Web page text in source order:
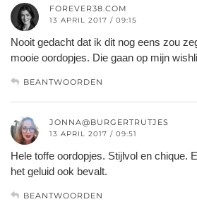
FOREVER38.COM
13 APRIL 2017 / 09:15
Nooit gedacht dat ik dit nog eens zou
mooie oordopjes. Die gaan op mijn
BEANTWOORDEN
JONNA@BURGERTRUTJES
13 APRIL 2017 / 09:51
Hele toffe oordopjes. Stijlvol en chique.
het geluid ook bevalt.
BEANTWOORDEN